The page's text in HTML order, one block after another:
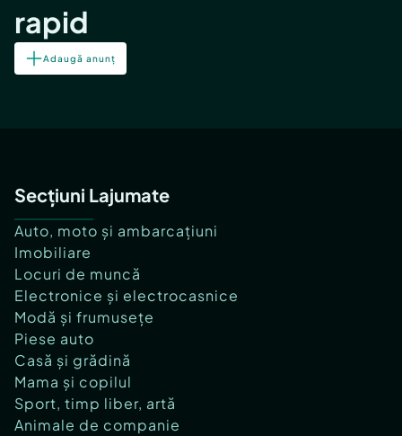
rapid
Adaugă anunț
Secțiuni Lajumate
Auto, moto și ambarcațiuni
Imobiliare
Locuri de muncă
Electronice și electrocasnice
Modă și frumusețe
Piese auto
Casă și grădină
Mama și copilul
Sport, timp liber, artă
Animale de companie